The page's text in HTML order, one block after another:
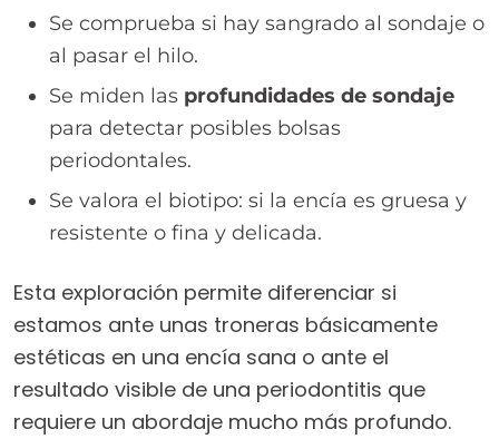
Se comprueba si hay sangrado al sondaje o
al pasar el hilo.
Se miden las profundidades de sondaje
para detectar posibles bolsas
periodontales.
Se valora el biotipo: si la encía es gruesa y
resistente o fina y delicada.
Esta exploración permite diferenciar si
estamos ante unas troneras básicamente
estéticas en una encía sana o ante el
resultado visible de una periodontitis que
requiere un abordaje mucho más profundo.